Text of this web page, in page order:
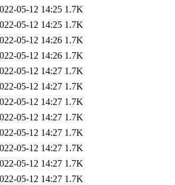
05-12 14:25 1.7K
05-12 14:25 1.7K
05-12 14:26 1.7K
05-12 14:26 1.7K
05-12 14:27 1.7K
05-12 14:27 1.7K
05-12 14:27 1.7K
05-12 14:27 1.7K
05-12 14:27 1.7K
05-12 14:27 1.7K
05-12 14:27 1.7K
05-12 14:27 1.7K